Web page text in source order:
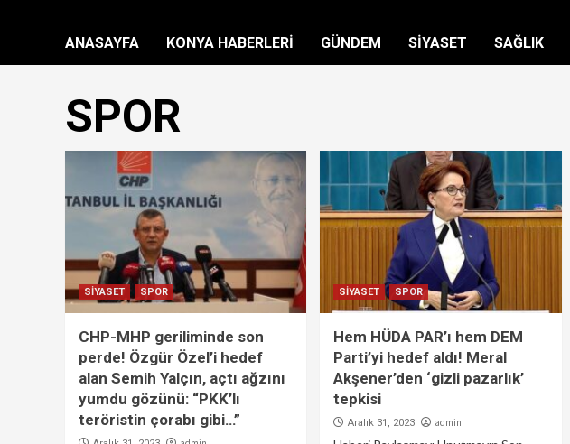
ANASAYFA KONYA HABERLERİ GÜNDEM SİYASET SAĞLIK
SPOR
SİYASET SPOR
CHP-MHP geriliminde son
perde! Özgür Özel’i hedef
alan Semih Yalçın, açtı ağzını
yumdu gözünü: “PKK’lı
teröristin çorabı gibi…”
SİYASET SPOR
Hem HÜDA PAR’ı hem DEM
Parti’yi hedef aldı! Meral
Akşener’den ‘gizli pazarlık’
tepkisi
Aralık 31, 2023 admin